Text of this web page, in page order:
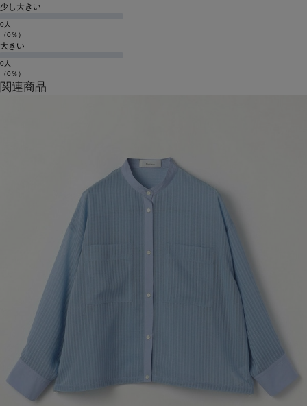
少し大きい
0人
（0％）
大きい
0人
（0％）
関連商品